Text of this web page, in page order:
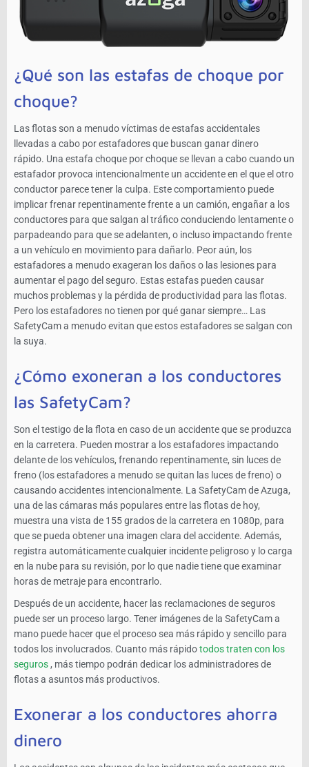
¿Qué son las estafas de choque por
choque?
Las flotas son a menudo víctimas de estafas accidentales
llevadas a cabo por estafadores que buscan ganar dinero
rápido. Una estafa choque por choque se llevan a cabo cuando un
estafador provoca intencionalmente un accidente en el que el otro
conductor parece tener la culpa. Este comportamiento puede
implicar frenar repentinamente frente a un camión, engañar a los
conductores para que salgan al tráfico conduciendo lentamente o
parpadeando para que se adelanten, o incluso impactando frente
a un vehículo en movimiento para dañarlo. Peor aún, los
estafadores a menudo exageran los daños o las lesiones para
aumentar el pago del seguro. Estas estafas pueden causar
muchos problemas y la pérdida de productividad para las flotas.
Pero los estafadores no tienen por qué ganar siempre… Las
SafetyCam a menudo evitan que estos estafadores se salgan con
la suya.
¿Cómo exoneran a los conductores
las SafetyCam?
Son el testigo de la flota en caso de un accidente que se produzca
en la carretera. Pueden mostrar a los estafadores impactando
delante de los vehículos, frenando repentinamente, sin luces de
freno (los estafadores a menudo se quitan las luces de freno) o
causando accidentes intencionalmente. La SafetyCam de Azuga,
una de las cámaras más populares entre las flotas de hoy,
muestra una vista de 155 grados de la carretera en 1080p, para
que se pueda obtener una imagen clara del accidente. Además,
registra automáticamente cualquier incidente peligroso y lo carga
en la nube para su revisión, por lo que nadie tiene que examinar
horas de metraje para encontrarlo.
Después de un accidente, hacer las reclamaciones de seguros
puede ser un proceso largo. Tener imágenes de la SafetyCam a
mano puede hacer que el proceso sea más rápido y sencillo para
todos los involucrados. Cuanto más rápidotodos traten con los
seguros , más tiempo podrán dedicar los administradores de
flotas a asuntos más productivos.
Exonerar a los conductores ahorra
dinero